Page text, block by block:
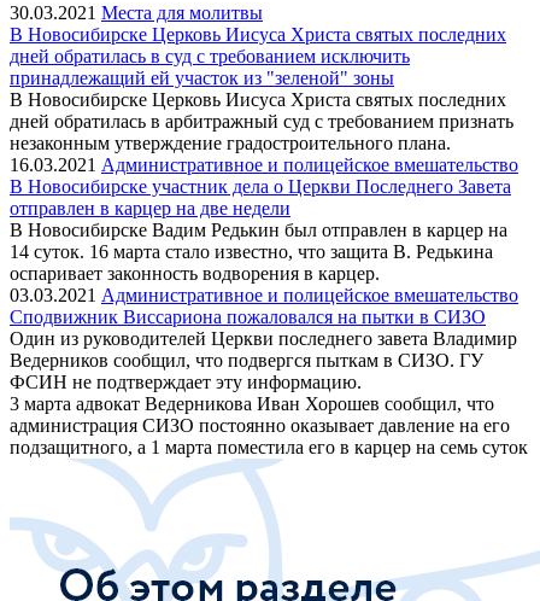
30.03.2021 Места для молитвы
В Новосибирске Церковь Иисуса Христа святых последних
дней обратилась в суд с требованием исключить
принадлежащий ей участок из "зеленой" зоны
В Новосибирске Церковь Иисуса Христа святых последних
дней обратилась в арбитражный суд с требованием признать
незаконным утверждение градостроительного плана.
16.03.2021 Административное и полицейское вмешательство
В Новосибирске участник дела о Церкви Последнего Завета
отправлен в карцер на две недели
В Новосибирске Вадим Редькин был отправлен в карцер на
14 суток. 16 марта стало известно, что защита В. Редькина
оспаривает законность водворения в карцер.
03.03.2021 Административное и полицейское вмешательство
Сподвижник Виссариона пожаловался на пытки в СИЗО
Один из руководителей Церкви последнего завета Владимир
Ведерников сообщил, что подвергся пыткам в СИЗО. ГУ
ФСИН не подтверждает эту информацию.
3 марта адвокат Ведерникова Иван Хорошев сообщил, что
администрация СИЗО постоянно оказывает давление на его
подзащитного, а 1 марта поместила его в карцер на семь суток